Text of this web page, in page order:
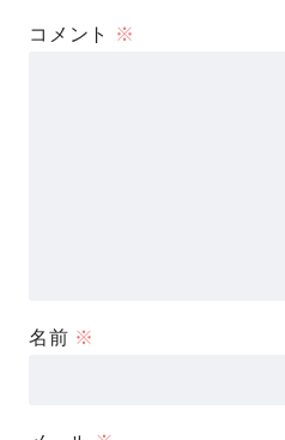
コメント ※
名前 ※